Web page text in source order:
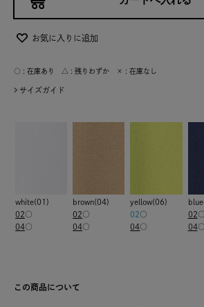
お気に入りに追加
○ : 在庫あり △ : 残りわずか × : 在庫なし
サイズガイド
white(01)
02○
04○
brown(04)
02○
04○
yellow(06)
02○
04○
02○
04○
この商品について